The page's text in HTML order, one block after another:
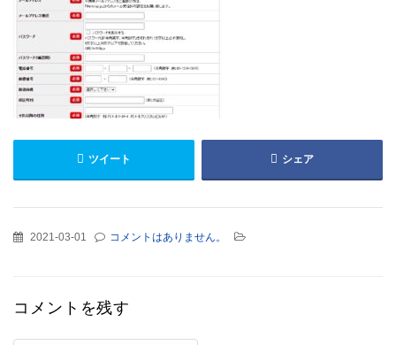
ツイート シェア
2021-03-01 コメントはありません。
コメントを残す